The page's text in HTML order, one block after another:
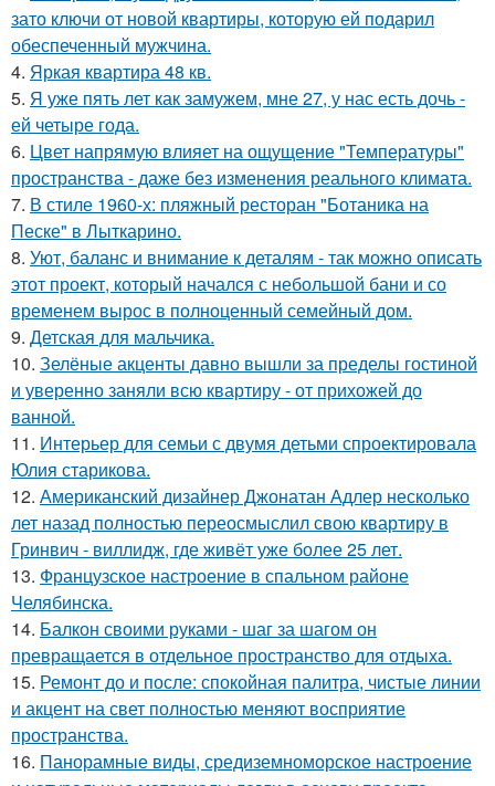
зато ключи от новой квартиры, которую ей подарил
обеспеченный мужчина.
4. Яркая квартира 48 кв.
5. Я уже пять лет как замужем, мне 27, у нас есть дочь -
ей четыре года.
6. Цвет напрямую влияет на ощущение "Температуры"
пространства - даже без изменения реального климата.
7. В стиле 1960-х: пляжный ресторан "Ботаника на
Песке" в Лыткарино.
8. Уют, баланс и внимание к деталям - так можно описать
этот проект, который начался с небольшой бани и со
временем вырос в полноценный семейный дом.
9. Детская для мальчика.
10. Зелёные акценты давно вышли за пределы гостиной
и уверенно заняли всю квартиру - от прихожей до
ванной.
11. Интерьер для семьи с двумя детьми спроектировала
Юлия старикова.
12. Американский дизайнер Джонатан Адлер несколько
лет назад полностью переосмыслил свою квартиру в
Гринвич - виллидж, где живёт уже более 25 лет.
13. Французское настроение в спальном районе
Челябинска.
14. Балкон своими руками - шаг за шагом он
превращается в отдельное пространство для отдыха.
15. Ремонт до и после: спокойная палитра, чистые линии
и акцент на свет полностью меняют восприятие
пространства.
16. Панорамные виды, средиземноморское настроение